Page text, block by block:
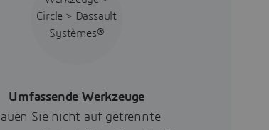
Umfassende Werkzeuge
Sie nicht auf getrennte